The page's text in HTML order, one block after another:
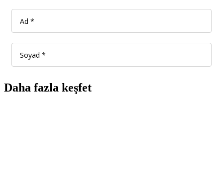
Daha fazla keşfet